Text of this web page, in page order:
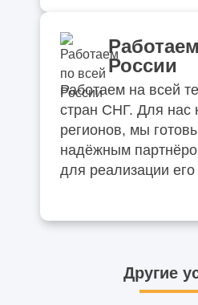
России
Работаем на всей
стран СНГ. Для нас
регионов, мы
надёжным
для реализации его
Другие